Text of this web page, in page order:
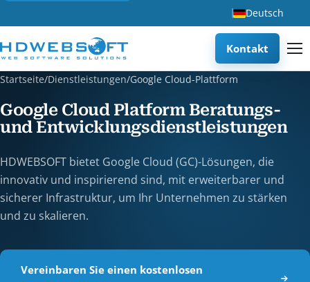
Deutsch
Kontakt
Startseite/Dienstleistungen/Google Cloud-Plattform
Google Cloud Platform Beratungs-
und Entwicklungsdienstleistungen
HDWEBSOFT bietet Google Cloud (GC)-Lösungen, die
innovativ und inspirierend sind, mit erweiterbarer und
sicherer Infrastruktur, um Ihr Unternehmen zu stärken
und zu skalieren.
Vereinbaren Sie einen kostenlosen